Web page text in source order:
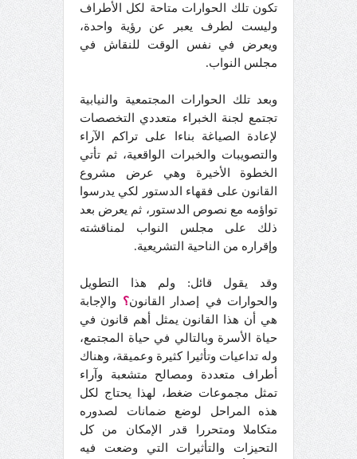
تكون تلك الحوارات متاحة لكل الأطراف
وليست لطرف يعبر عن رؤية واحدة،
ويعرض في نفس الوقت للنقاش في
مجلس النواب.
وبعد تلك الحوارات المجتمعية والنيابية
تجتمع لجنة الخبراء متعددي التخصصات
لإعادة الصياغة بناءا على تراكم الآراء
والتصويبات والخبرات الواقعية، ثم تأتي
الخطوة الأخيرة وهي عرض مشروع
القانون على فقهاء الدستور لكي يدرسوا
تواؤمه مع نصوص الدستور، ثم يعرض بعد
ذلك على مجلس النواب لمناقشته
وإقراره من الناحية التشريعية.
وقد يقول قائل: ولم هذا التطويل
والحوارات في إصدار القانون؟ والإجابة
هي أن هذا القانون يمثل أهم قانون في
حياة الأسرة وبالتالي في حياة المجتمع،
وله تداعيات وتأثيرا كثيرة وعميقة، وهناك
أطراف متعددة ومصالح متشعبة وآراء
تمثل مجموعات ضغط، لهذا يحتاج لكل
هذه المراحل لوضع ضمانات لصدوره
متكاملا ومتحررا قدر الإمكان من كل
التحيزات والتأثيرات التي وضعت فيه